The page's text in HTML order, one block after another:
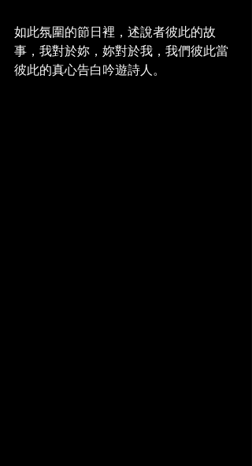
如此氛圍的節日裡，述說者彼此的故
事，我對於妳，妳對於我，我們彼此當
彼此的真心告白吟遊詩人。